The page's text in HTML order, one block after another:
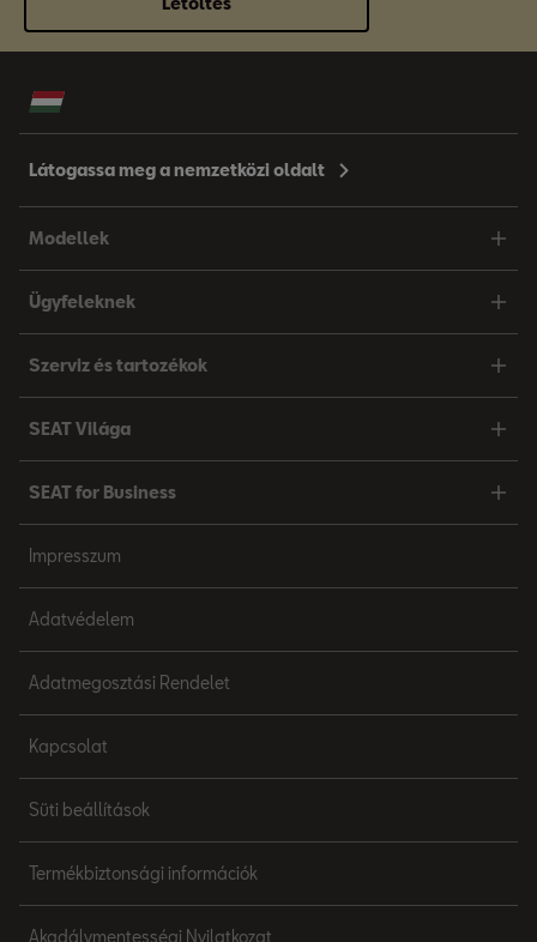
Látogassa meg a nemzetközi oldalt
Modellek
Ügyfeleknek
Szerviz és tartozékok
SEAT Világa
SEAT for Business
Impresszum
Adatvédelem
Adatmegosztási Rendelet
Kapcsolat
Süti beállítások
Termékbiztonsági információk
Akadálymentességi Nyilatkozat